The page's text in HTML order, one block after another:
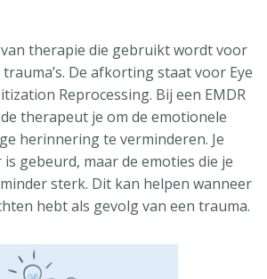
van therapie die gebruikt wordt voor
De afkorting staat voor Eye
Reprocessing. Bij een EMDR
therapeut je om de emotionele
herinnering te verminderen. Je
gebeurd, maar de emoties die je
sterk. Dit kan helpen wanneer
hebt als gevolg van een trauma.